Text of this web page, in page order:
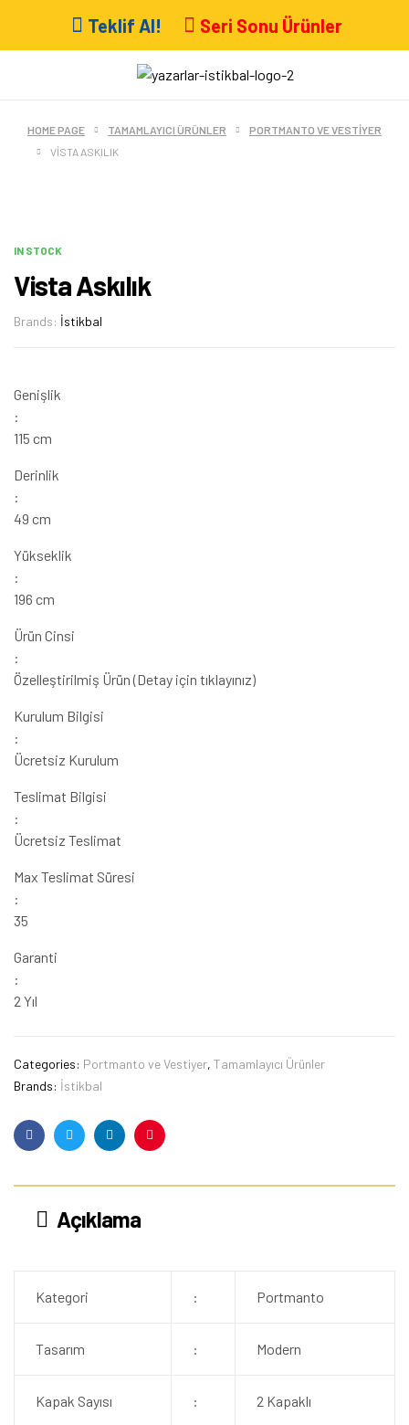
Teklif Al! Seri Sonu Ürünler
HOME PAGE TAMAMLAYICI ÜRÜNLER
PORTMANTO VE VESTIYER
VISTA ASKILIK
IN STOCK
Vista Askılık
Brands: İstikbal
Genişlik
:
115 cm
Derinlik
:
49 cm
Yükseklik
:
196 cm
Ürün Cinsi
:
Özelleştirilmiş Ürün (Detay için tıklayınız)
Kurulum Bilgisi
:
Ücretsiz Kurulum
Teslimat Bilgisi
:
Ücretsiz Teslimat
Max Teslimat Süresi
:
35
Garanti
:
2 Yıl
Categories: Portmanto ve Vestiyer, Tamamlayıcı Ürünler
Brands: İstikbal
FacebookTwitterLinkedinPinterest
Açıklama
Kategori : Portmanto
Tasarım : Modern
Kapak Sayısı : 2 Kapaklı